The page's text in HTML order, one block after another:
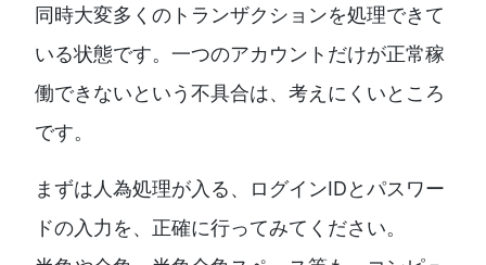
同時大変多くのトランザクションを処理できて
いる状態です。一つのアカウントだけが正常稼
働できないという不具合は、考えにくいところ
です。
まずは人為処理が入る、ログインIDとパスワー
ドの入力を、正確に行ってみてください。